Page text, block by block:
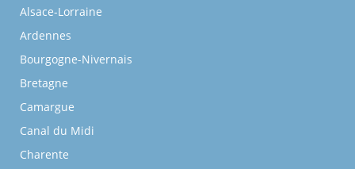
Alsace-Lorraine
Ardennes
Bourgogne-Nivernais
Bretagne
Camargue
Canal du Midi
Charente